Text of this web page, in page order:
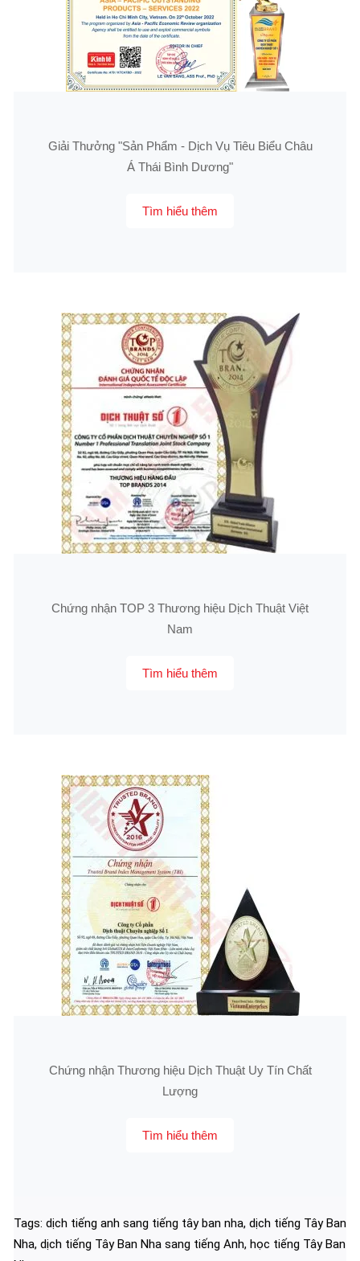
Giải Thưởng "Sản Phẩm - Dịch Vụ Tiêu Biểu Châu
Á Thái Bình Dương"
Tìm hiểu thêm
Chứng nhận TOP 3 Thương hiệu Dịch Thuật Việt
Nam
Tìm hiểu thêm
Chứng nhận Thương hiệu Dịch Thuật Uy Tín Chất
Lượng
Tìm hiểu thêm
Tags: dịch tiếng anh sang tiếng tây ban nha, dịch tiếng Tây Ban
Nha, dịch tiếng Tây Ban Nha sang tiếng Anh, học tiếng Tây Ban